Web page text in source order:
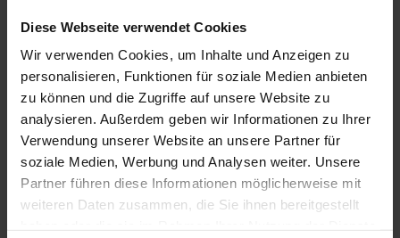
Diese Webseite verwendet Cookies
Wir verwenden Cookies, um Inhalte und Anzeigen zu
personalisieren, Funktionen für soziale Medien anbieten
zu können und die Zugriffe auf unsere Website zu
analysieren. Außerdem geben wir Informationen zu Ihrer
Verwendung unserer Website an unsere Partner für
soziale Medien, Werbung und Analysen weiter. Unsere
Partner führen diese Informationen möglicherweise mit
weiteren Daten zusammen, die Sie ihnen bereitgestellt
die Hoffnung, daß in den konfliktreichen israelisch-
arabischen Beziehungen die Zeiten des
Blutvergießens vorüber seien und ein friedlicher
Interessenausgleich gefunden werden könne. Nach
fünf Jahren Verhandlungen, Gipfeltreffen und
Wirtschaftskonferenzen im Schatten von Terror und
Gewalt zieht der Sammelband eine erste Bilanz.
Die Beiträge beleuchten eine Vielzahl von Aspekten